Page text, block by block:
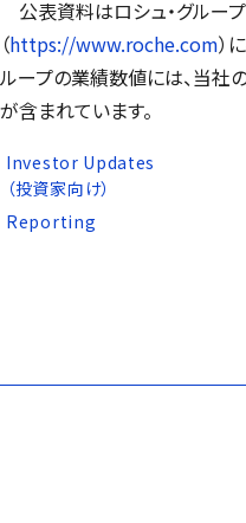
公表資料はロシュ・グルー
（https://www.roche.com）
ループの業績数値には、当
が含まれています。
Investor Updates
（投資家向け）
Reporting